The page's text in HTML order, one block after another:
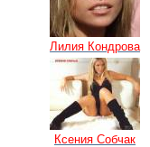
Лилия Кондрова
Ксения Собчак